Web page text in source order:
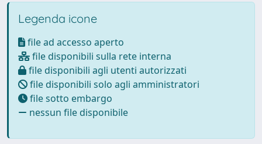
Legenda icone
file ad accesso aperto
file disponibili sulla rete interna
file disponibili agli utenti autorizzati
file disponibili solo agli amministratori
file sotto embargo
nessun file disponibile